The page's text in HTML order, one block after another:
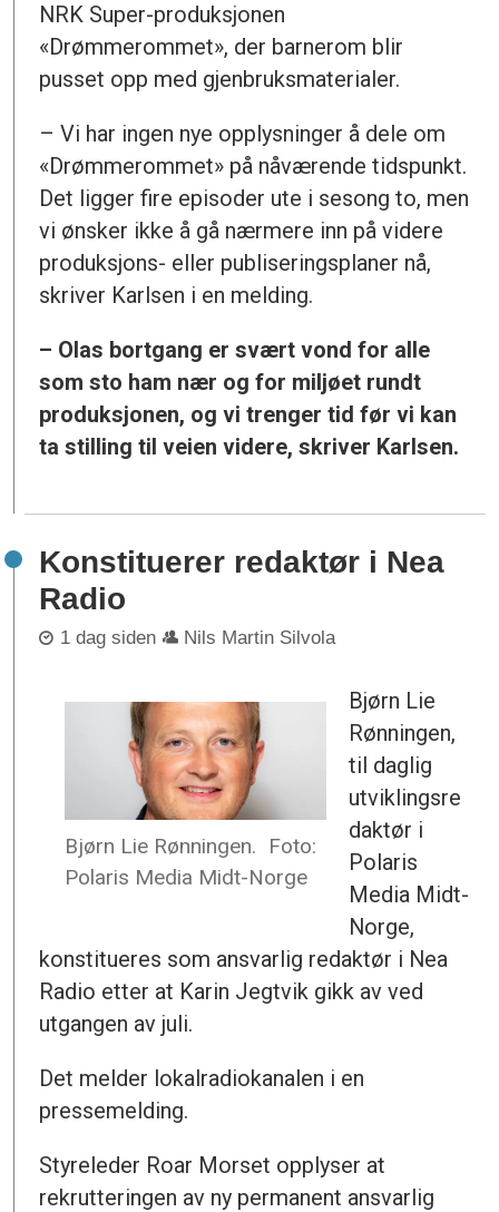
NRK Super-produksjonen
«Drømmerommet», der barnerom blir
pusset opp med gjenbruksmaterialer.
– Vi har ingen nye opplysninger å dele om
«Drømmerommet» på nåværende tidspunkt.
Det ligger fire episoder ute i sesong to, men
vi ønsker ikke å gå nærmere inn på videre
produksjons- eller publiseringsplaner nå,
skriver Karlsen i en melding.
– Olas bortgang er svært vond for alle
som sto ham nær og for miljøet rundt
produksjonen, og vi trenger tid før vi kan
ta stilling til veien videre, skriver Karlsen.
Konstituerer redaktør i Nea
Radio
1 dag siden Nils Martin Silvola
Bjørn Lie Rønningen.
Foto:
Polaris Media Midt-Norge
Bjørn Lie
Rønningen,
til daglig
utviklingsre
daktør i
Polaris
Media Midt-
Norge,
konstitueres som ansvarlig redaktør i Nea
Radio etter at Karin Jegtvik gikk av ved
utgangen av juli.
Det melder lokalradiokanalen i en
pressemelding.
Styreleder Roar Morset opplyser at
rekrutteringen av ny permanent ansvarlig